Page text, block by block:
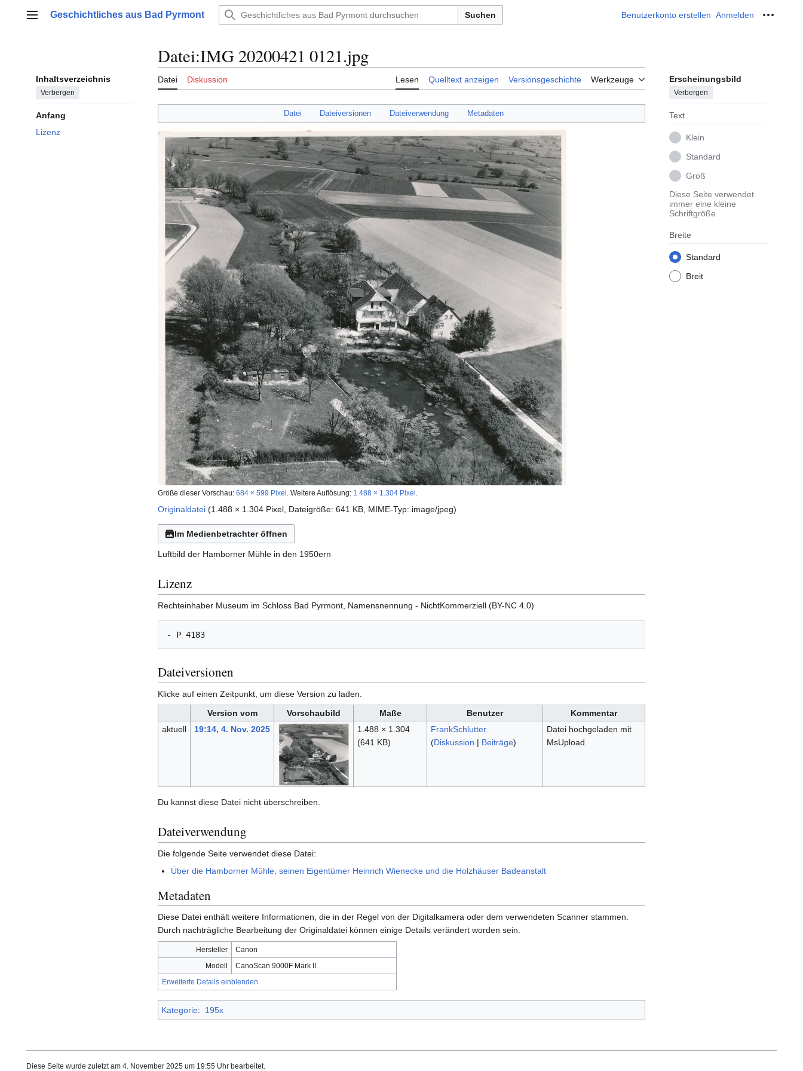
Hauptmenü
Geschichtliches aus Bad Pyrmont Suchen Benutzerkonto erstellen Anmelden Meine
Inhaltsverzeichnis
Verbergen
Anfang
Lizenz
Datei:IMG 20200421 0121.jpg
Datei Diskussion Lesen Quelltext anzeigen Versionsgeschichte Werkzeuge Erscheinungsbild
Verbergen
Text
Klein
Standard
Groß
Diese Seite verwendet
immer eine kleine
Schriftgröße
Breite
Standard
Breit
Datei Dateiversionen Dateiverwendung Metadaten
Größe dieser Vorschau: 684 × 599 Pixel Weitere Auflösung: 1.488 × 1.304 Pixel
Originaldatei (1.488 × 1.304 Pixel, Dateigröße: 641 KB, MIME-Typ: image/jpeg)
Im Medienbetrachter öffnen
Luftbild der Hamborner Mühle in den 1950ern
Lizenz
Rechteinhaber Museum im Schloss Bad Pyrmont, Namensnennung - NichtKommerziell (BY-NC 4.0)
Dateiversionen
Klicke auf einen Zeitpunkt, um diese Version zu laden.
Version vom
Vorschaubild Maße Benutzer
Kommentar
aktuell
19:14, 4. Nov. 2025
1.488 × 1.304
(641 KB)
FrankSchlutter
(Diskussion | Beiträge)
Datei hochgeladen mit
MsUpload
Du kannst diese Datei nicht überschreiben.
Dateiverwendung
Die folgende Seite verwendet diese Datei:
Über die Hamborner Mühle, seinen Eigentümer Heinrich Wienecke und die Holzhäuser Badeanstalt
Metadaten
Diese Datei enthält weitere Informationen, die in der Regel von der Digitalkamera oder dem verwendeten Scanner stammen.
Durch nachträgliche Bearbeitung der Originaldatei können einige Details verändert worden sein.
Hersteller
Canon
Modell
CanoScan 9000F Mark II
Erweiterte Details einblenden
Kategorie: 195x
Diese Seite wurde zuletzt am 4. November 2025 um 19:55 Uhr bearbeitet.